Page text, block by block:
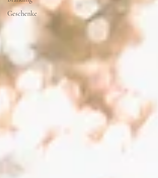
Geschenke